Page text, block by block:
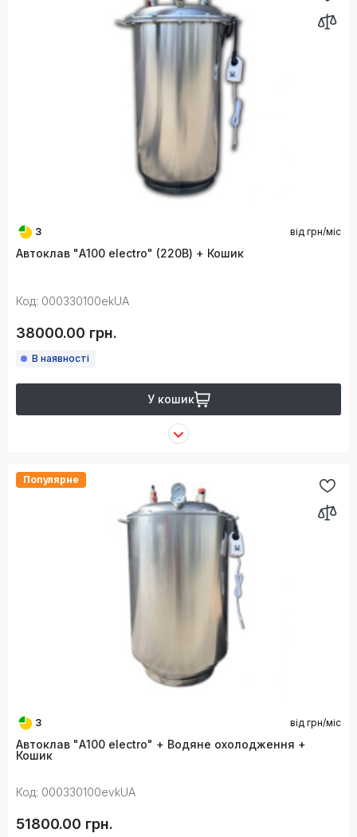
3 від грн/міс
Автоклав "А100 electro" (220В) + Кошик
Код: 000330100ekUA
38000.00 грн.
В наявності
У кошик
Популярне
3 від грн/міс
Автоклав "А100 electro" + Водяне охолодження +
Кошик
Код: 000330100evkUA
51800.00 грн.